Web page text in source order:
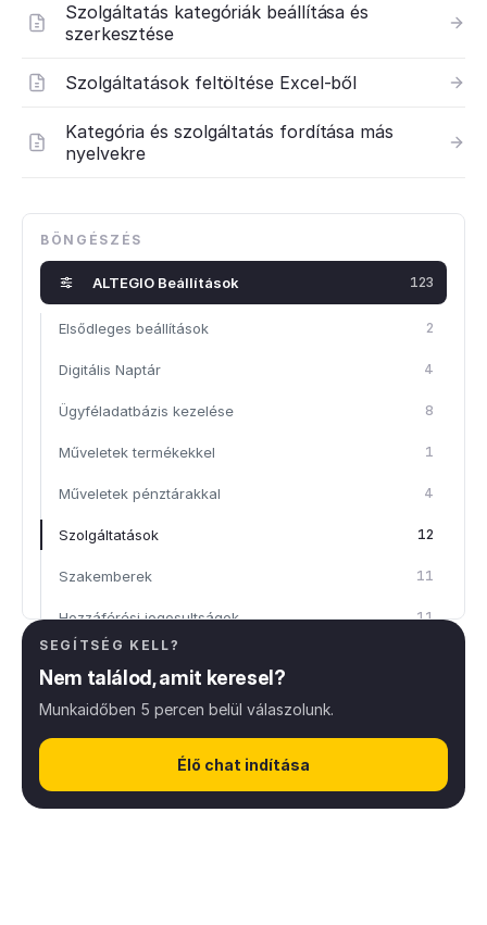
BÖNGÉSZÉS
ALTEGIO Beállítások 123
Elsődleges beállítások 2
Digitális Naptár 4
Ügyféladatbázis kezelése 8
Műveletek termékekkel 1
Műveletek pénztárakkal 4
Szolgáltatások 12
Szakemberek 11
Hozzáférési jogosultságok 11
Berendezések
Csoportos időpontok 5
SEGÍTSÉG KELL?
Nem találod, amit keresel?
Munkaidőben 5 percen belül válaszolunk.
Élő chat indítása
Szolgáltatás kategóriák beállítása és
szerkesztése
Szolgáltatások feltöltése Excel-ből
Kategória és szolgáltatás fordítása más
nyelvekre